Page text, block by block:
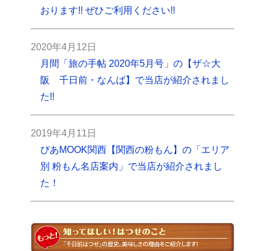
おります!! ぜひご利用ください!!
2020年4月12日
月間「旅の手帖 2020年5月号」の【ザ☆大
阪 千日前・なんば】で当店が紹介されまし
た!!
2019年4月11日
ぴあMOOK関西【関西の粉もん】の「エリア
別 粉もん名店案内」で当店が紹介されまし
た！